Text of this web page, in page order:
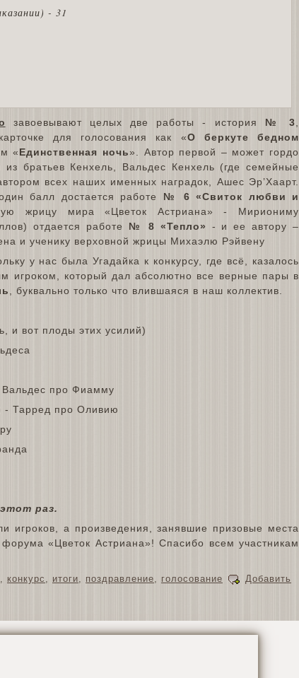
- 31
завоевывают целых две работы - история № 3
для голосования как «О беркуте бедном
«Единственная ночь». Автор первой – может гордо
братьев Кенхель, Вальдес Кенхель (где семейные
всех наших именных наградок, Ашес Эр’Хаарт.
балл достается работе
№ 6 «Свиток любви и
жрицу мира «Цветок Астриана» - Мириониму
отдается работе № 8 «Тепло»
- и ее автору –
и ученику верховной жрицы Михаэлю Рэйвену
у нас была Угадайка к конкурсу, где всё, казалось
игроком, который дал абсолютно все верные пары в
, буквально только что влившаяся в наш коллектив.
и вот плоды этих усилий)
про Фиамму
- Тарред про Оливию
раз.
игроков, а произведения, занявшие призовые места
форума «Цветок Астриана»! Спасибо всем участникам
конкурс итоги поздравление голосование
Добавить